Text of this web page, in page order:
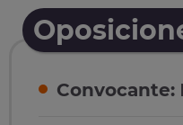
Convocante: